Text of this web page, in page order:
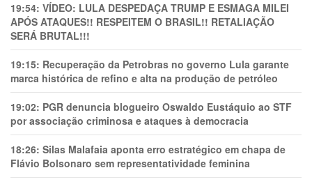
19:54: VÍDEO: LULA DESPEDAÇA TRUMP E ESMAGA MILEI
APÓS ATAQUES!! RESPEITEM O BRASIL!! RETALIAÇÃO
SERÁ BRUTAL!!!
19:15: Recuperação da Petrobras no governo Lula garante
marca histórica de refino e alta na produção de petróleo
19:02: PGR denuncia blogueiro Oswaldo Eustáquio ao STF
por associação criminosa e ataques à democracia
18:26: Silas Malafaia aponta erro estratégico em chapa de
Flávio Bolsonaro sem representatividade feminina